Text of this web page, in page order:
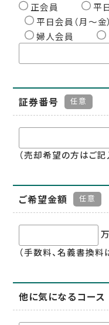
正会員
平
平日会員（月〜金）
婦人会員
証券番号 任意
（売却希望の方はご記
ご希望金額 任意
（手数料、名義書換料
他に気になるコース